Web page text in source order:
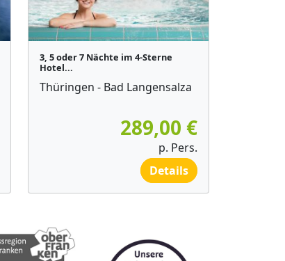
3, 5 oder 7 Nächte im 4-Sterne
Hotel...
Thüringen - Bad Langensalza
289,00 €
p. Pers.
Details